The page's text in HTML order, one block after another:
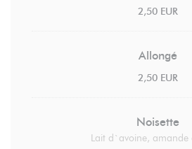
2,50 EUR
Allongé
2,50 EUR
Noisette
Lait d`avoine, amande